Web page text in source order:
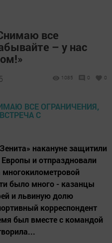
все
– у нас
1085 0 0
накануне защитили
и отпраздновали
многокилометровой
было много - казанцы
и львиную долю
корреспондент
был вместе с командой